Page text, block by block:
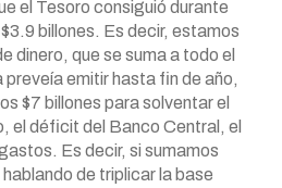
el Tesoro consiguió durante
billones. Es decir, estamos
dinero, que se suma a todo el
preveía emitir hasta fin de año,
$7 billones para solventar el
déficit del Banco Central, el
Es decir, si sumamos
de triplicar la base